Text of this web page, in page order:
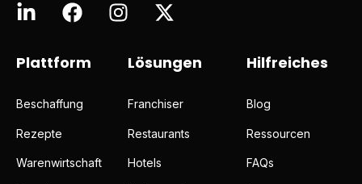
Plattform
Beschaffung
Rezepte
Warenwirtschaft
Lösungen
Franchiser
Restaurants
Hotels
Hilfreiches
Blog
Ressourcen
FAQs